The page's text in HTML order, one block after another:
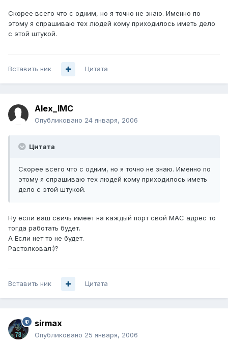
Скорее всего что с одним, но я точно не знаю. Именно по
этому я спрашиваю тех людей кому приходилось иметь дело
с этой штукой.
Вставить ник Цитата
Alex_IMC
Опубликовано 24 января, 2006
Цитата
Скорее всего что с одним, но я точно не знаю. Именно по
этому я спрашиваю тех людей кому приходилось иметь
дело с этой штукой.
Ну если ваш свичь имеет на каждый порт свой МАС адрес то
тогда работать будет.
А Если нет то не будет.
Растолковал:)?
Вставить ник Цитата
sirmax
Опубликовано 25 января, 2006